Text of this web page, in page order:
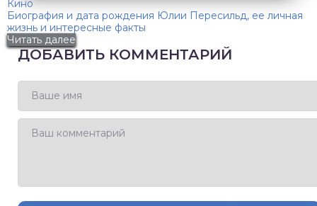
Кино
Биография и дата рождения Юлии Пересильд, ее личная
жизнь и интересные факты
Читать далее
ДОБАВИТЬ КОММЕНТАРИЙ